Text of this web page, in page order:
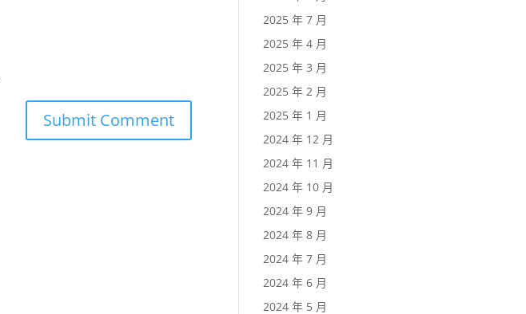
2025 年 7 月
2025 年 4 月
2025 年 3 月
2025 年 2 月
2025 年 1 月
2024 年 12 月
2024 年 11 月
2024 年 10 月
2024 年 9 月
2024 年 8 月
2024 年 7 月
2024 年 6 月
2024 年 5 月